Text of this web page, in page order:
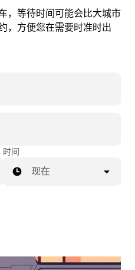
，等待时间可能会比大城市
，方便您在需要时准时出
时间
现在